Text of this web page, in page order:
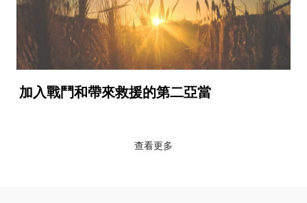
加入戰鬥和帶來救援的第二亞當
查看更多